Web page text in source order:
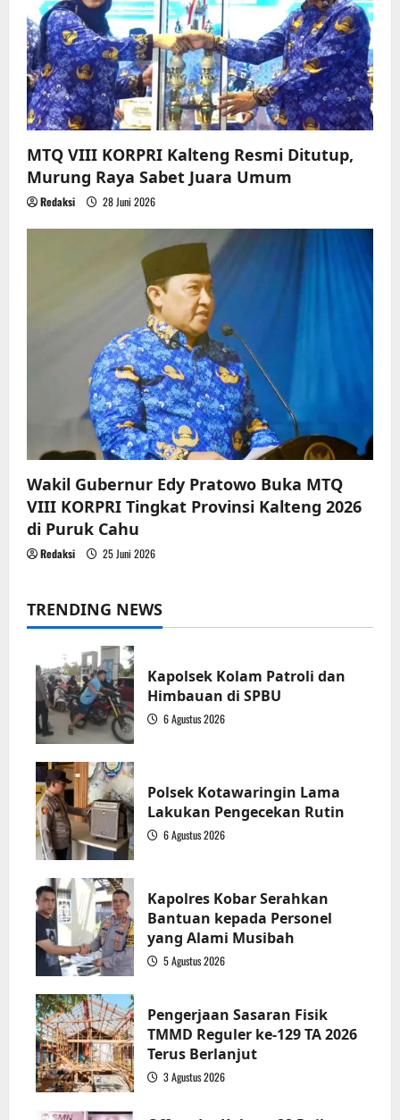
MTQ VIII KORPRI Kalteng Resmi Ditutup,
Murung Raya Sabet Juara Umum
Redaksi 28 Juni 2026
Wakil Gubernur Edy Pratowo Buka MTQ
VIII KORPRI Tingkat Provinsi Kalteng 2026
di Puruk Cahu
Redaksi 25 Juni 2026
TRENDING NEWS
Kapolsek Kolam Patroli dan
Himbauan di SPBU
6 Agustus 2026
Polsek Kotawaringin Lama
Lakukan Pengecekan Rutin
6 Agustus 2026
Kapolres Kobar Serahkan
Bantuan kepada Personel
yang Alami Musibah
5 Agustus 2026
Pengerjaan Sasaran Fisik
TMMD Reguler ke-129 TA 2026
Terus Berlanjut
3 Agustus 2026